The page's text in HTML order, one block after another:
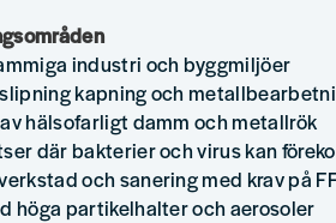
industri och byggmiljöer
kapning och
hälsofarligt damm och metallrök
där bakterier och virus kan
och sanering med krav på
höga partikelhalter och aerosoler